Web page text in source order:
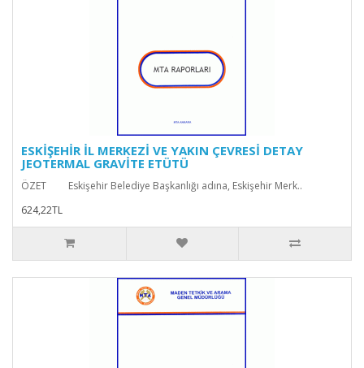
ESKİŞEHİR İL MERKEZİ VE YAKIN ÇEVRESİ DETAY
JEOTERMAL GRAVİTE ETÜTÜ
ÖZET Eskişehir Belediye Başkanlığı adına, Eskişehir Merk..
624,22TL